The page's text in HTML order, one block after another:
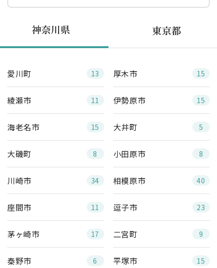
神奈川県 東京都
愛川町 13 厚木市 15
綾瀬市 11 伊勢原市 15
海老名市 15 大井町 5
大磯町 8 小田原市 8
川崎市 34 相模原市 40
座間市 11 逗子市 23
茅ヶ崎市 17 二宮町 9
秦野市 6 平塚市 15